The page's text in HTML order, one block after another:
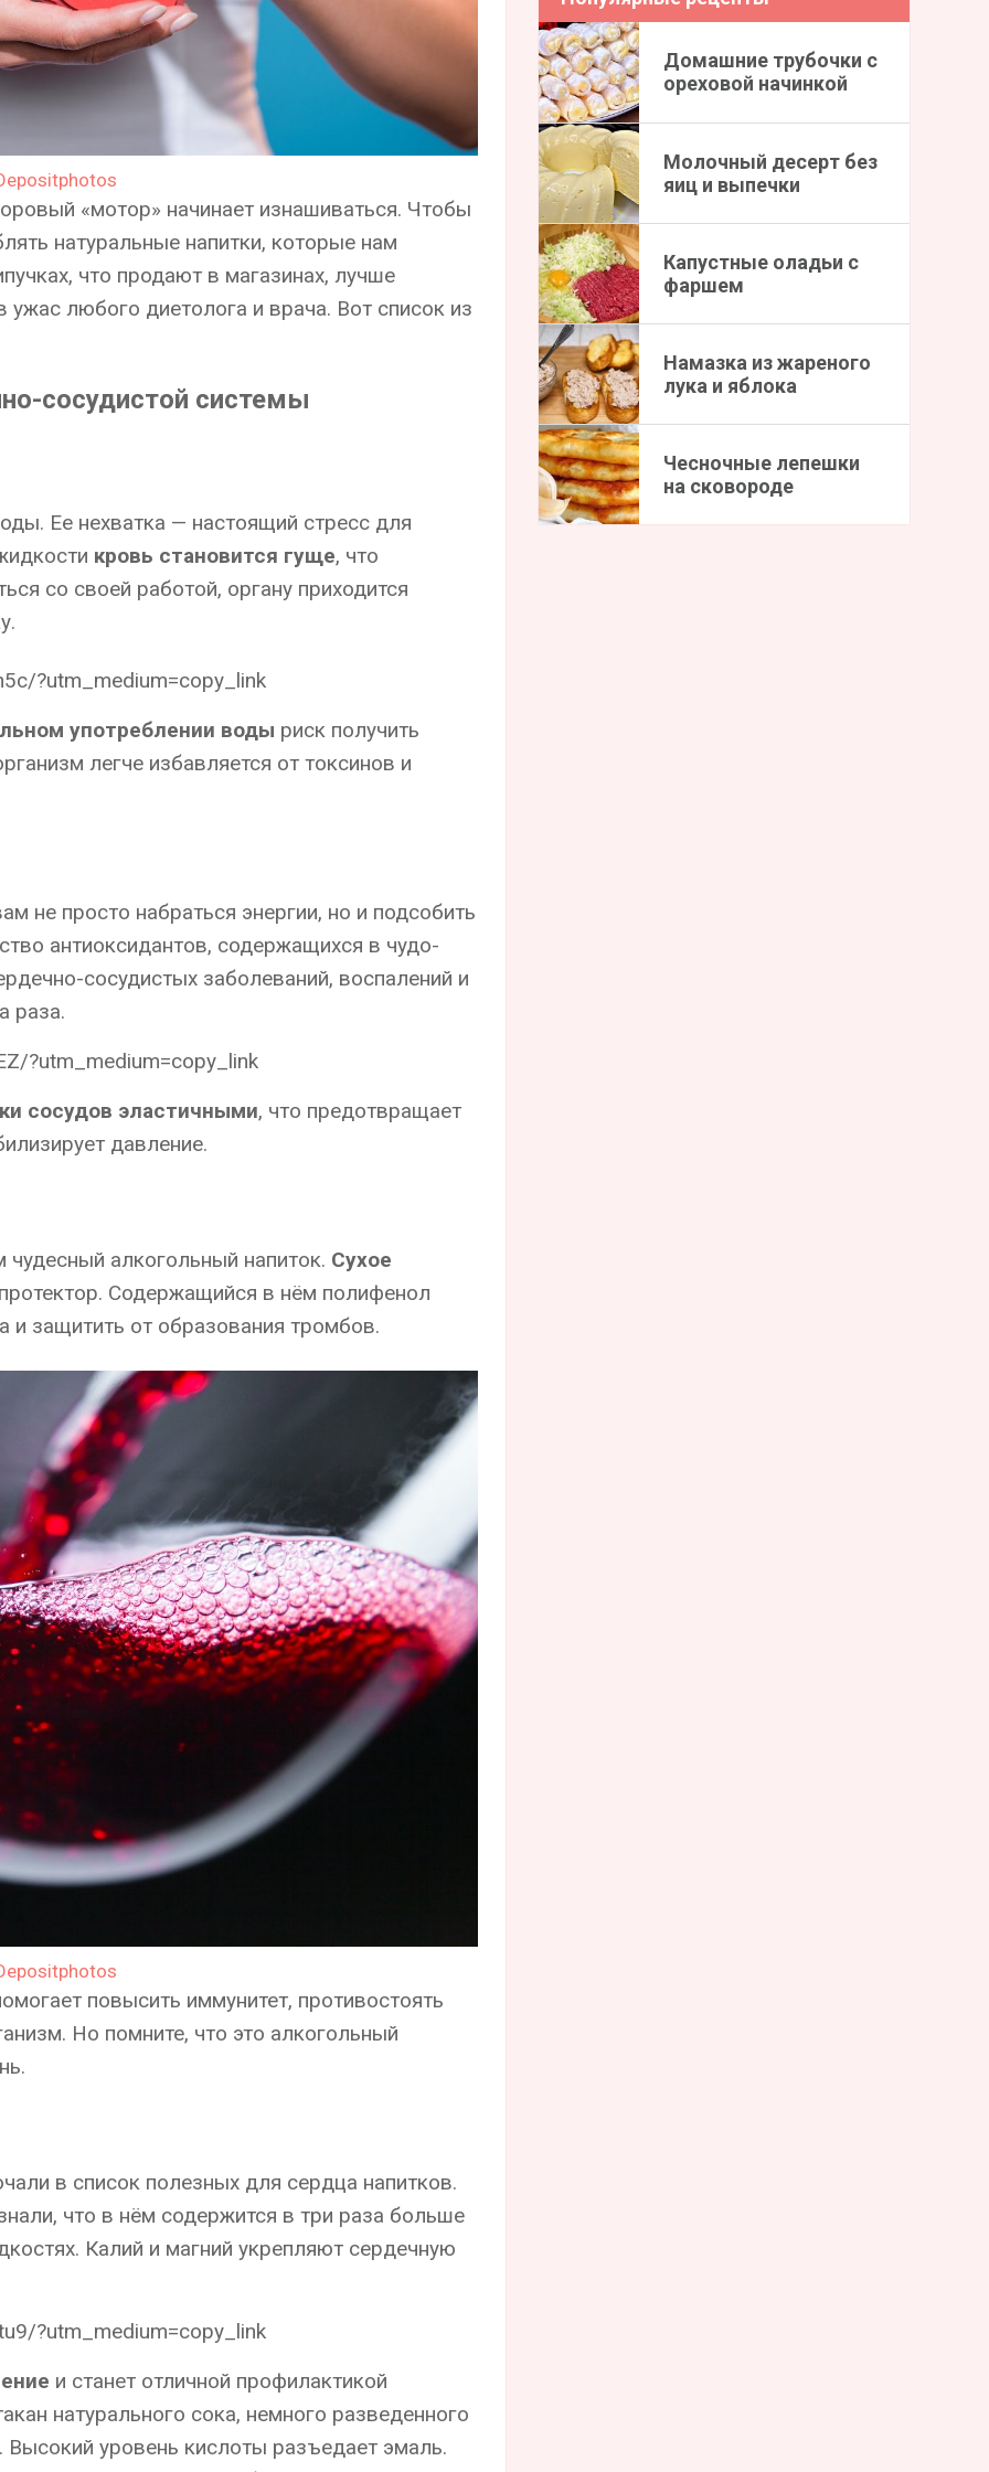
«мотор» начинает изнашиваться. Чтобы
натуральные напитки, которые нам
что продают в магазинах, лучше
ужас любого диетолога и врача. Вот список из
сосудистой системы
Ее нехватка — настоящий стресс для
кровь становится гуще, что
со своей работой, органу приходится
?utm_medium=copy_link
употреблении воды риск получить
легче избавляется от токсинов и
не просто набраться энергии, но и подсобить
антиоксидантов, содержащихся в чудо-
сосудистых заболеваний, воспалений и
раза.
?utm_medium=copy_link
сосудов эластичными, что предотвращает
давление.
алкогольный напиток. Сухое
Содержащийся в нём полифенол
и защитить от образования тромбов.
повысить иммунитет, противостоять
Но помните, что это алкогольный
в список полезных для сердца напитков.
что в нём содержится в три раза больше
Калий и магний укрепляют сердечную
?utm_medium=copy_link
и станет отличной профилактикой
натурального сока, немного разведенного
уровень кислоты разъедает эмаль.
Домашние трубочки с
ореховой начинкой
Молочный десерт без
яиц и выпечки
Капустные оладьи с
фаршем
Намазка из жареного
лука и яблока
Чесночные лепешки
на сковороде